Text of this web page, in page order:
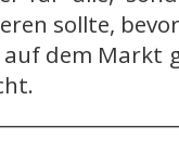
sollte,
dem Markt